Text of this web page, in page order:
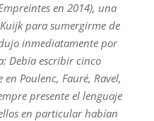
en 2014), una
para sumergirme de
inmediatamente por
Debía escribir cinco
Poulenc, Fauré, Ravel,
presente el lenguaje
en particular habían